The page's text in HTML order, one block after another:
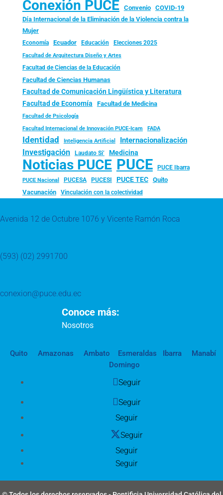
Conexión PUCE Convenio
COVID-19
Día Internacional de la Eliminación de la Violencia contra la
Mujer
Economía Ecuador Educación Elecciones 2025
Facultad de Arquitectura Diseño y Artes
Facultad de Ciencias de la Educación
Facultad de Ciencias Humanas
Facultad de Comunicación Lingüística y Literatura
Facultad de Economía Facultad de Medicina
Facultad de Psicología
Facultad Internacional de Innovación PUCE-Icam FADA
Identidad Inteligencia Artificial Internacionalización
Investigación Laudato Si’ Medicina
Noticias PUCE PUCE PUCE Ibarra
PUCE Nacional PUCESA PUCESI PUCE TEC
Quito
Vacunación
Vinculación con la colectividad
Avenida 12 de Octubre 1076 y Vicente Ramón Roca
(593) (02) 2991700
conexion@puce.edu.ec
Conoce más:
Nosotros
Quito Amazonas Ambato Esmeraldas Ibarra
Manabí
Domingo
Seguir
Seguir
Seguir
Seguir
Seguir
Seguir